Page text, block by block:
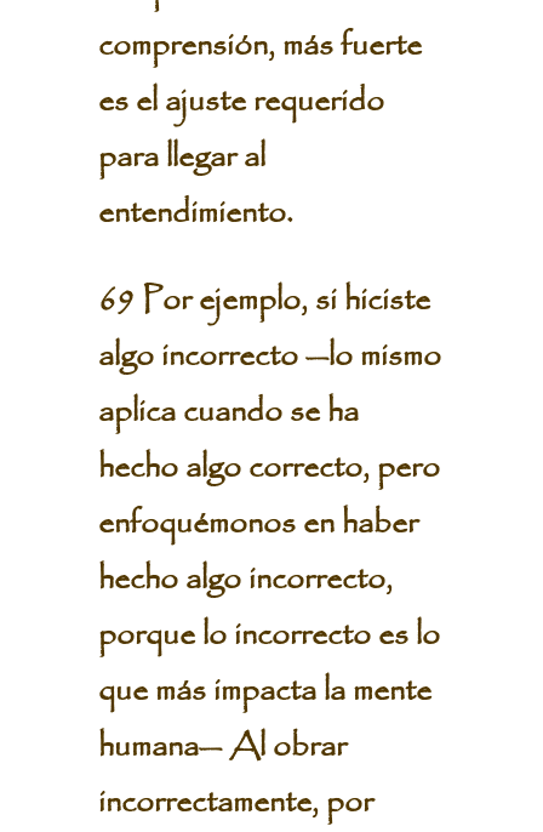
comprensión, más fuerte
es el ajuste requerido
para llegar al
entendimiento.
69 Por ejemplo, si hiciste
algo incorrecto —lo mismo
aplica cuando se ha
hecho algo correcto, pero
enfoquémonos en haber
hecho algo incorrecto,
porque lo incorrecto es lo
que más impacta la mente
humana— Al obrar
incorrectamente, por